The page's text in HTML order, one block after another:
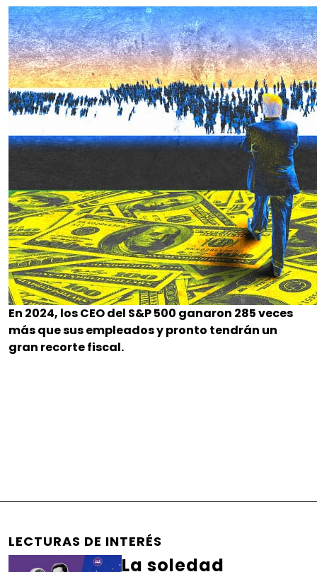
En 2024, los CEO del S&P 500 ganaron 285 veces
más que sus empleados y pronto tendrán un
gran recorte fiscal.
LECTURAS DE INTERÉS
La soledad